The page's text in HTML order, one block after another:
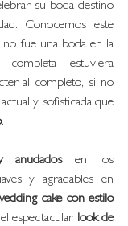
su boda destino
Conocemos este
fue una boda en la
estuviera
al completo, si no
y sofisticada que
.
anudados en los
y agradables en
cake con estilo
espectacular look de